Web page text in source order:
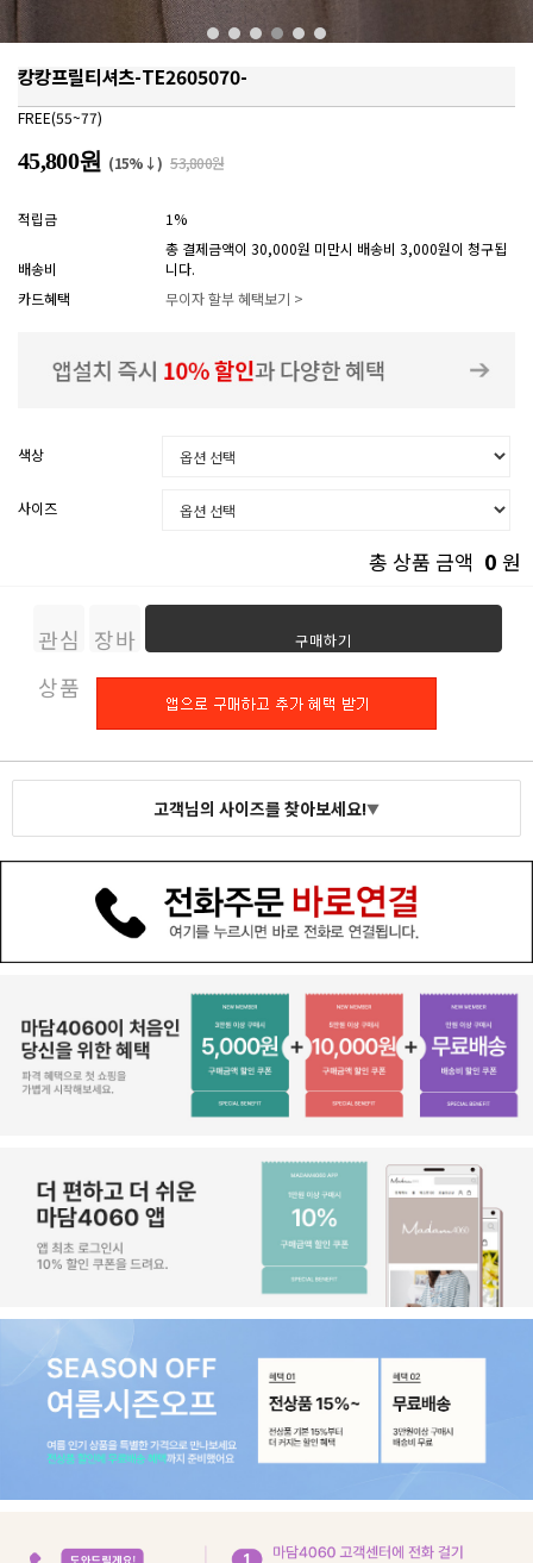
캉캉프릴티셔츠-TE2605070-
FREE(55~77)
45,800원 (15%↓) 53,800원
적립금 1%
배송비
총 결제금액이 30,000원 미만시 배송비 3,000원이 청구됩
니다.
카드혜택
무이자 할부 혜택보기 >
색상
사이즈
총 상품 금액 0 원
관심
상품
장바
구니
구매하기
고객님의 사이즈를 찾아보세요!▼